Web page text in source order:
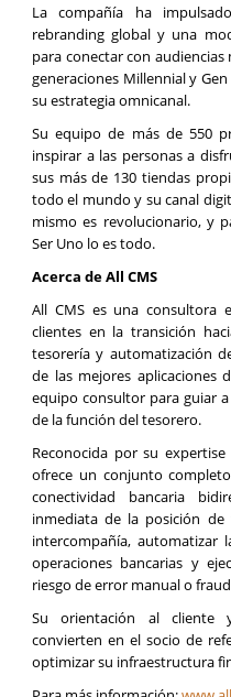
La compañía ha
rebranding global y una
para conectar con audiencias
generaciones Millennial y
su estrategia omnicanal.
Su equipo de más de 550
inspirar a las personas a
sus más de 130 tiendas
todo el mundo y su canal
mismo es revolucionario, y
Ser Uno lo es todo.
Acerca de All CMS
All CMS es una consultora
clientes en la transición
tesorería y automatización
de las mejores aplicaciones
equipo consultor para guiar
de la función del tesorero.
Reconocida por su
ofrece un conjunto
conectividad bancaria
inmediata de la posición de
intercompañía, automatizar
operaciones bancarias y
riesgo de error manual o
Su orientación al cliente
convierten en el socio de
optimizar su infraestructura